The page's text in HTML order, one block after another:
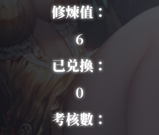
修煉值：
6
已兑換：
0
考核數：